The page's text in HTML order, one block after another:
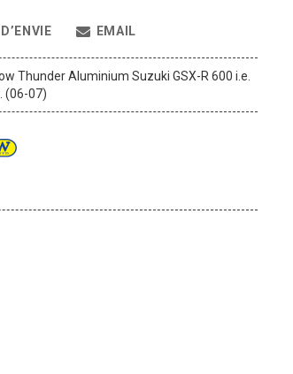
EMAIL
Thunder Aluminium Suzuki GSX-R 600 i.e.
(06-07)